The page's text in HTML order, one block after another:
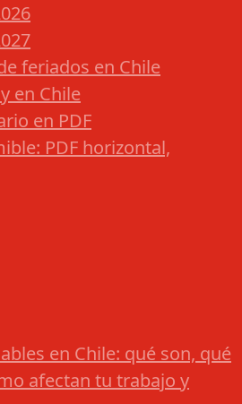
feriados en Chile
en Chile
en PDF
PDF horizontal,
en Chile: qué son, qué
afectan tu trabajo y